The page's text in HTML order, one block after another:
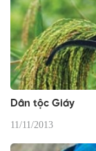
Dân tộc Giáy
11/11/2013